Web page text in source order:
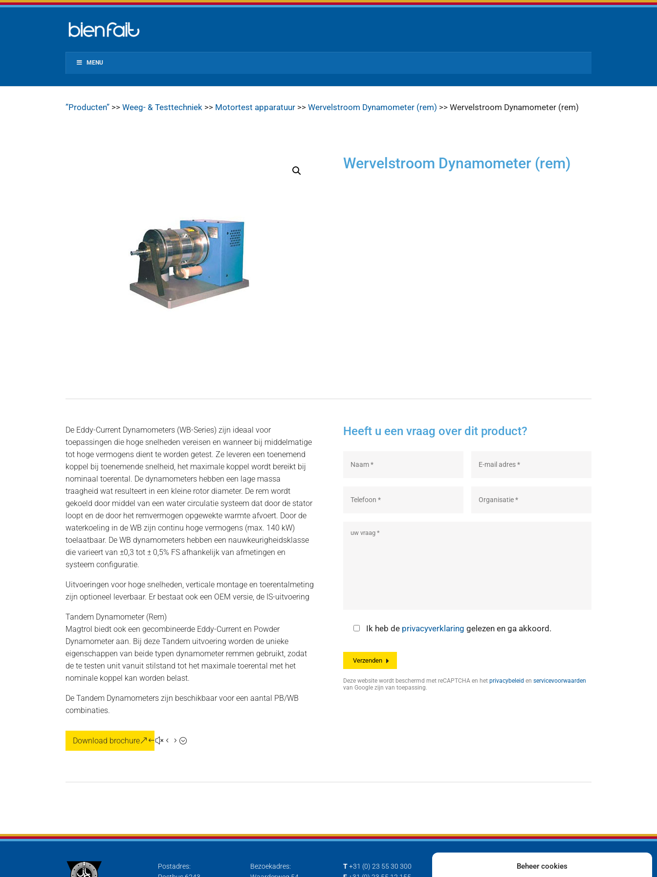
Beheer cookies
MENU
”Producten” >>Weeg- & Testtechniek >> Motortest apparatuur >>Wervelstroom Dynamometer (rem) >> Wervelstroom Dynamometer (rem)
Wervelstroom Dynamometer (rem)
De Eddy-Current Dynamometers (WB-Series) zijn ideaal voor
toepassingen die hoge snelheden vereisen en wanneer bij middelmatige
tot hoge vermogens dient te worden getest. Ze leveren een toenemend
koppel bij toenemende snelheid, het maximale koppel wordt bereikt bij
nominaal toerental. De dynamometers hebben een lage massa
traagheid wat resulteert in een kleine rotor diameter. De rem wordt
gekoeld door middel van een water circulatie systeem dat door de stator
loopt en de door het remvermogen opgewekte warmte afvoert. Door de
waterkoeling in de WB zijn continu hoge vermogens (max. 140 kW)
toelaatbaar. De WB dynamometers hebben een nauwkeurigheidsklasse
die varieert van ±0,3 tot ± 0,5% FS afhankelijk van afmetingen en
systeem configuratie.
Uitvoeringen voor hoge snelheden, verticale montage en toerentalmeting
zijn optioneel leverbaar. Er bestaat ook een OEM versie, de IS-uitvoering
Tandem Dynamometer (Rem)
Magtrol biedt ook een gecombineerde Eddy-Current en Powder
Dynamometer aan. Bij deze Tandem uitvoering worden de unieke
eigenschappen van beide typen dynamometer remmen gebruikt, zodat
de te testen unit vanuit stilstand tot het maximale toerental met het
nominale koppel kan worden belast.
De Tandem Dynamometers zijn beschikbaar voor een aantal PB/WB
combinaties.
Download brochure
Heeft u een vraag over dit product?
Ik heb de privacyverklaring gelezen en ga akkoord.
Deze website wordt beschermd met reCAPTCHA en het privacybeleid en servicevoorwaarden
van Google zijn van toepassing.
Postadres:
Bezoekadres:
T +31 (0) 23 55 30 300
Privacyverklaring